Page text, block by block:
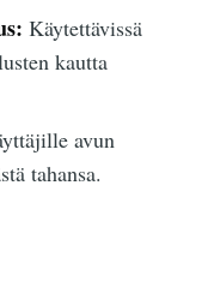
Käytettävissä
kautta
avun
tahansa.